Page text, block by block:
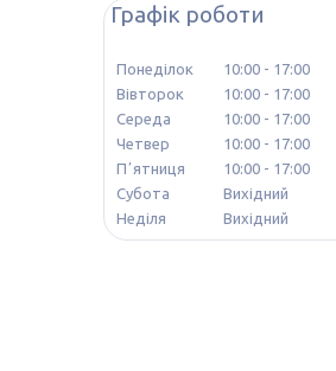
Графік роботи
Понеділок 10:00
17:00
Вівторок
10:00
17:00
Середа
10:00
17:00
Четвер
10:00
17:00
Пʼятниця
10:00
17:00
Субота
Вихідний
Неділя
Вихідний